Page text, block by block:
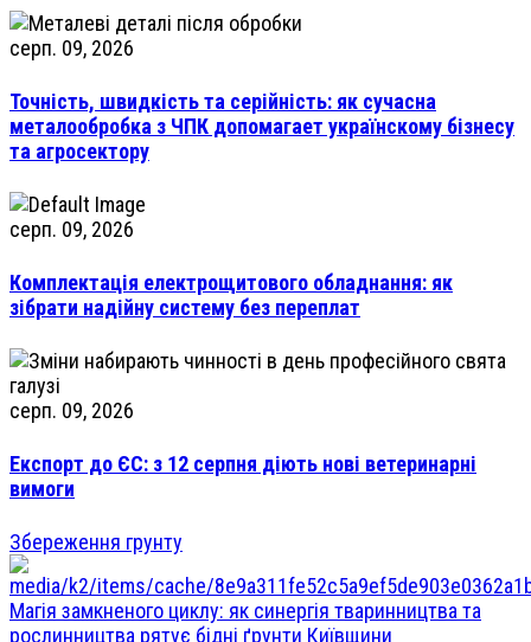
серп. 09, 2026
Точність, швидкість та серійність: як сучасна
металообробка з ЧПК допомагает українскому бізнесу
та агросектору
серп. 09, 2026
Комплектація електрощитового обладнання: як
зібрати надійну систему без переплат
серп. 09, 2026
Експорт до ЄС: з 12 серпня діють нові ветеринарні
вимоги
Збереження грунту
Магія замкненого циклу: як синергія тваринництва та
рослинництва рятує бідні ґрунти Київщини